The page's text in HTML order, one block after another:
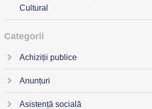
Cultural
Categorii
Achiziții publice
Anunțuri
Asistență socială